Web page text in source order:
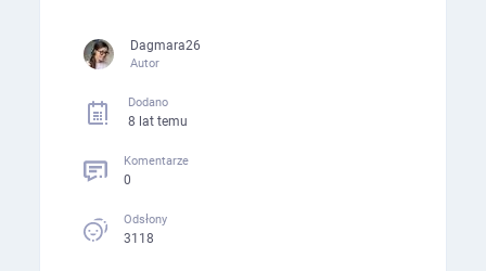
Dagmara26
Autor
Dodano
8 lat temu
Komentarze
0
Odsłony
3118